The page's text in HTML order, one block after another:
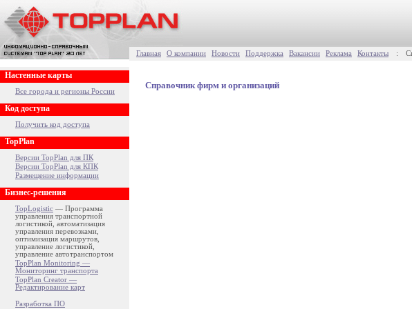
Главная О компании Новости Поддержка Вакансии Реклама Контакты :
Настенные карты
Все города и регионы России
Код доступа
Получить код доступа
TopPlan
Версии TopPlan для ПК
Версии TopPlan для КПК
Размещение информации
Бизнес-решения
TopLogistic — Программа
управления транспортной
логистикой, автоматизация
управления перевозками,
оптимизация маршрутов,
управление логистикой,
управление автотранспортом
TopPlan Monitoring —
Мониторинг транспорта
TopPlan Creator —
Редактирование карт
Разработка ПО
Справочник фирм и организаций